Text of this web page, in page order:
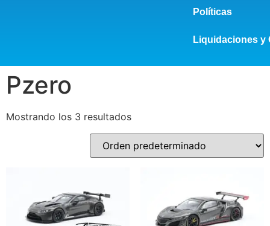
Políticas
Liquidaciones y
Pzero
Mostrando los 3 resultados